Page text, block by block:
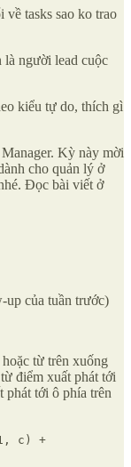
về tasks sao ko trao
là người lead cuộc
kiểu tự do, thích gì
Kỳ này mời
cho quản lý ở
Đọc bài viết ở
up của tuần trước)
từ trên xuống
điểm xuất phát tới
phát tới ô phía trên
c) +